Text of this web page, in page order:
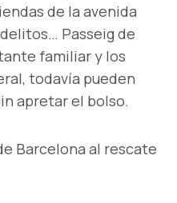
de la avenida
Passeig de
familiar y los
todavía pueden
apretar el bolso.
Barcelona al rescate